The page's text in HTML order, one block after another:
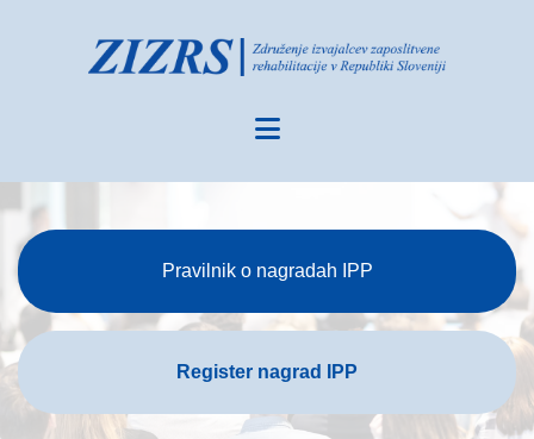
Pravilnik o nagradah IPP
Register nagrad IPP